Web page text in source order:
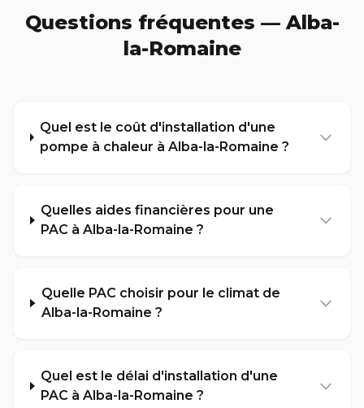
Questions fréquentes — Alba-
la-Romaine
Quel est le coût d'installation d'une
pompe à chaleur à Alba-la-Romaine ?
Quelles aides financières pour une
PAC à Alba-la-Romaine ?
Quelle PAC choisir pour le climat de
Alba-la-Romaine ?
Quel est le délai d'installation d'une
PAC à Alba-la-Romaine ?